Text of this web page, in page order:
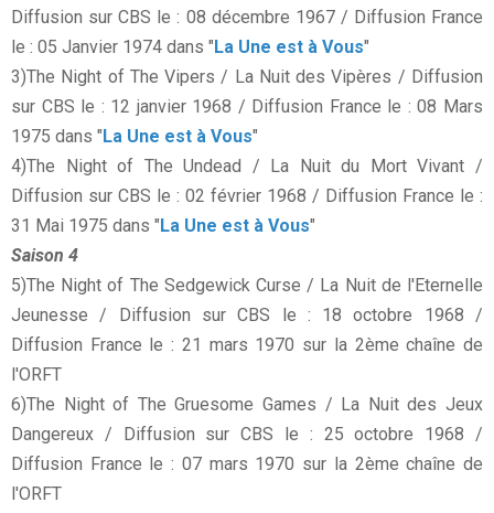
Diffusion sur CBS le : 08 décembre 1967 / Diffusion France
le : 05 Janvier 1974 dans " La Une est à Vous"
3)The Night of The Vipers / La Nuit des Vipères / Diffusion
sur CBS le : 12 janvier 1968 / Diffusion France le : 08 Mars
1975 dans " La Une est à Vous"
4)The Night of The Undead / La Nuit du Mort Vivant /
Diffusion sur CBS le : 02 février 1968 / Diffusion France le :
31 Mai 1975 dans " La Une est à Vous"
Saison 4
5)The Night of The Sedgewick Curse / La Nuit de l'Eternelle
Jeunesse / Diffusion sur CBS le : 18 octobre 1968 /
Diffusion France le : 21 mars 1970 sur la 2ème chaîne de
l'ORFT
6)The Night of The Gruesome Games / La Nuit des Jeux
Dangereux / Diffusion sur CBS le : 25 octobre 1968 /
Diffusion France le : 07 mars 1970 sur la 2ème chaîne de
l'ORFT